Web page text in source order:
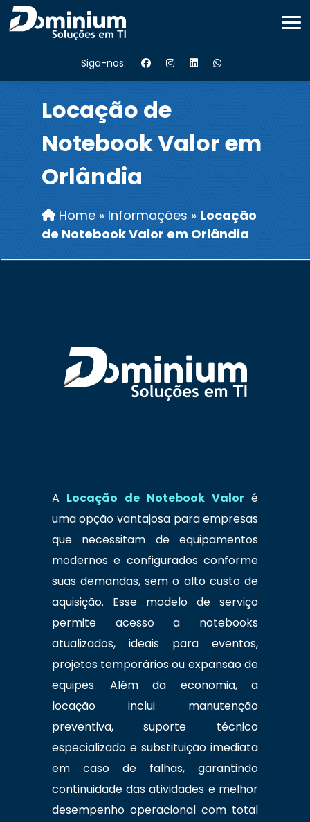
Siga-nos:
Locação de
Notebook Valor em
Orlândia
Home» Informações » Locação
de Notebook Valor em Orlândia
A Locação de Notebook Valoré
uma opção vantajosa para empresas
que necessitam de equipamentos
modernos e configurados conforme
suas demandas, sem o alto custo de
aquisição. Esse modelo de serviço
permite acesso a notebooks
atualizados, ideais para eventos,
projetos temporários ou expansão de
equipes. Além da economia, a
locação inclui manutenção
preventiva, suporte técnico
especializado e substituição imediata
em caso de falhas, garantindo
continuidade das atividades e melhor
desempenho operacional com total